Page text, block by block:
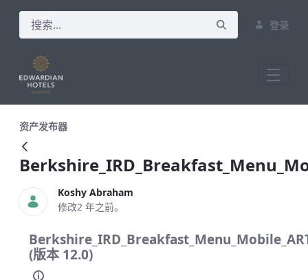
登录
资产发布器
Koshy Abraham
修改2 年之前。
(版本 12.0)